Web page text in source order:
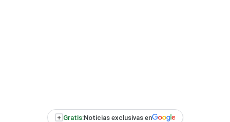
+ Gratis:Noticias exclusivas en